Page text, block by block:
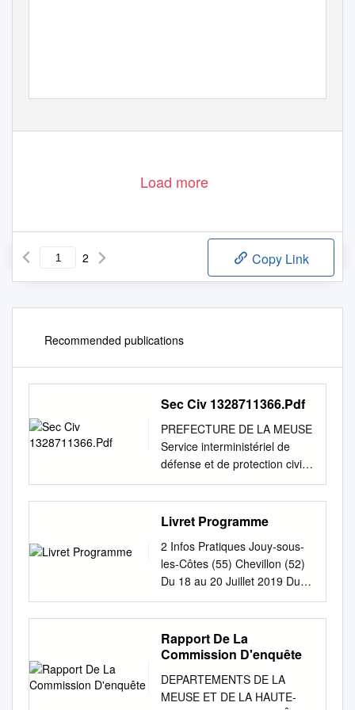
Load more
2 Copy Link
Recommended publications
Sec Civ 1328711366.Pdf
PREFECTURE DE LA MEUSE
Service interministériel de
défense et de protection civile
Liste des DAE* /DSA**
opérationnels (tout public et
réservé aux personnels)
Ancerville Centre de secours
1 Andernay Porche de la
mairie 1 Bar-le-Duc Leclerc 1
Bar-le-Duc A.L Médical 1 Bar-
le-Duc La Poste : centre
courrier+ plateforme coliposte
3 Bar-le-Duc Sté
d'ambulances AGUIR 2 Bar-
le-Duc Sté Ambulances
barisiennes 9 Bar-le-Duc
Livret Programme
2 Infos Pratiques Jouy-sous-
les-Côtes (55) Chevillon (52)
Du 18 au 20 Juillet 2019 Du
25 au 28 Juillet 2019 Site de
l’école des mirabelliers –
55200 Jouy-sous-les-Côtes
Site rue du Fays, école &
Chevillon Jeudi 18 et Vendredi
19 Juillet 2019 Jeudi 25 et
Rapport De La
Commission D'enquête
DEPARTEMENTS DE LA
MEUSE ET DE LA HAUTE-